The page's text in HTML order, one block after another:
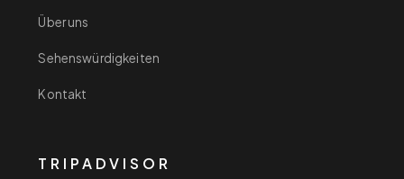
Über uns
Sehenswürdigkeiten
Kontakt
TRIPADVISOR